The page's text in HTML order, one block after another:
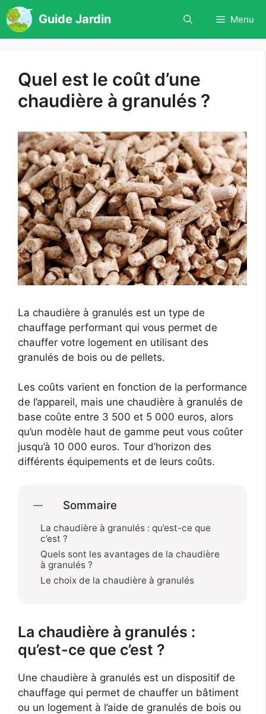
Aller
au
contenu
Guide Jardin Menu
Quel est le coût d’une
chaudière à granulés ?
La chaudière à granulés est un type de
chauffage performant qui vous permet de
chauffer votre logement en utilisant des
granulés de bois ou de pellets.
Les coûts varient en fonction de la performance
de l’appareil, mais une chaudière à granulés de
base coûte entre 3 500 et 5 000 euros, alors
qu’un modèle haut de gamme peut vous coûter
jusqu’à 10 000 euros. Tour d’horizon des
différents équipements et de leurs coûts.
Sommaire
La chaudière à granulés : qu’est-ce que
c’est ?
Quels sont les avantages de la chaudière
à granulés ?
Le choix de la chaudière à granulés
La chaudière à granulés :
qu’est-ce que c’est ?
Une chaudière à granulés est un dispositif de
chauffage qui permet de chauffer un bâtiment
ou un logement à l’aide de granulés de bois ou